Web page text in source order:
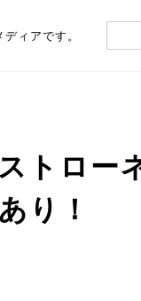
ィアです。
トロー
り！